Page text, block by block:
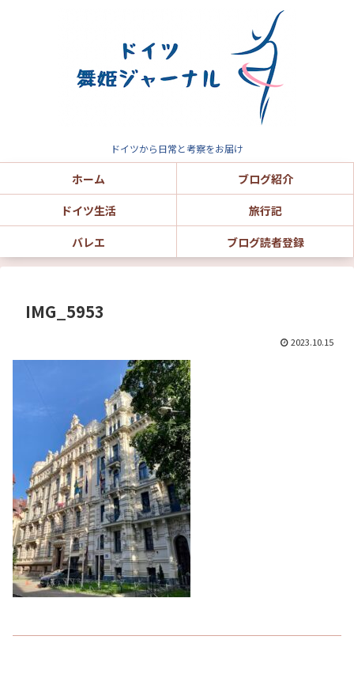
ドイツから日常と考察をお届け
ホーム
ブログ紹介
ドイツ生活
旅行記
バレエ
ブログ読者登録
IMG_5953
2023.10.15